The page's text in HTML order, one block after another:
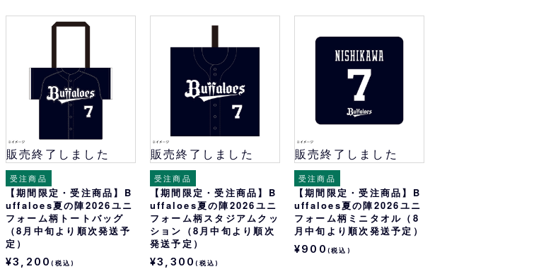
販売終了しました
受注商品
【期間限定・受注商品】B
uffaloes夏の陣2026ユニ
フォーム柄トートバッグ
（8月中旬より順次発送予
定）
¥3,200(税込)
販売終了しました
受注商品
【期間限定・受注商品】B
uffaloes夏の陣2026ユニ
フォーム柄スタジアムクッ
ション（8月中旬より順次
発送予定）
¥3,300(税込)
販売終了しました
受注商品
【期間限定・受注商品】B
uffaloes夏の陣2026ユニ
フォーム柄ミニタオル（8
月中旬より順次発送予定）
¥900 (税込)